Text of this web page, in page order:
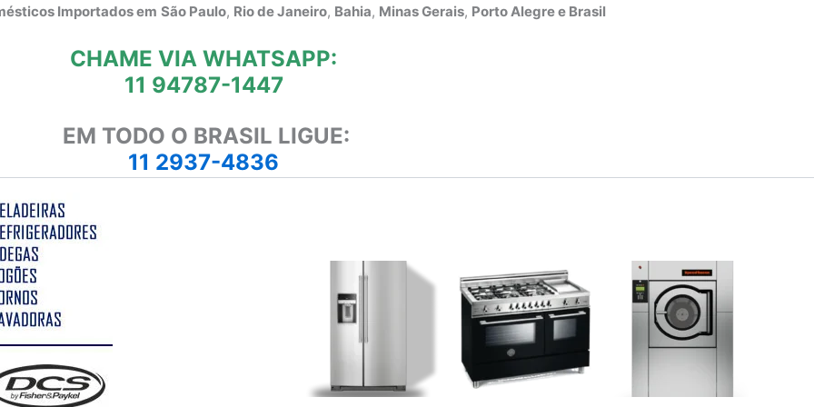
Importados em São Paulo, Rio de Janeiro, Bahia, Minas Gerais, Porto Alegre e Brasil
CHAME VIA WHATSAPP:
11 94787-1447
EM TODO O BRASIL LIGUE:
11 2937-4836